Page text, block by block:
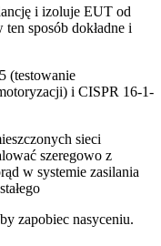
i izoluje EUT od
sposób dokładne i
(testowanie
i CISPR 16-1-
sieci
szeregowo z
w systemie zasilania
zapobiec nasyceniu.